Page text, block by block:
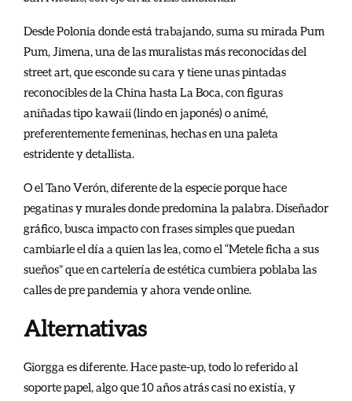
Desde Polonia donde está trabajando, suma su mirada Pum
Pum, Jimena, una de las muralistas más reconocidas del
street art, que esconde su cara y tiene unas pintadas
reconocibles de la China hasta La Boca, con figuras
aniñadas tipo kawaii (lindo en japonés) o animé,
preferentemente femeninas, hechas en una paleta
estridente y detallista.
O el Tano Verón, diferente de la especie porque hace
pegatinas y murales donde predomina la palabra. Diseñador
gráfico, busca impacto con frases simples que puedan
cambiarle el día a quien las lea, como el “Metele ficha a sus
sueños” que en cartelería de estética cumbiera poblaba las
calles de pre pandemia y ahora vende online.
Alternativas
Giorgga es diferente. Hace paste-up, todo lo referido al
soporte papel, algo que 10 años atrás casi no existía, y